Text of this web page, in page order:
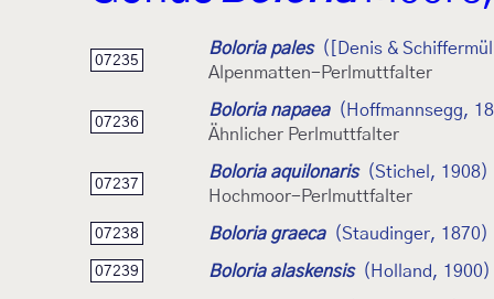
07235
Boloria pales
([Denis &
Alpenmatten-Perlmuttfalter
07236
Boloria napaea
(Hoffmannsegg,
Ähnlicher Perlmuttfalter
07237
Boloria aquilonaris
(Stichel, 1908)
Hochmoor-Perlmuttfalter
07238 Boloria graeca (Staudinger, 1870)
07239 Boloria alaskensis (Holland, 1900)